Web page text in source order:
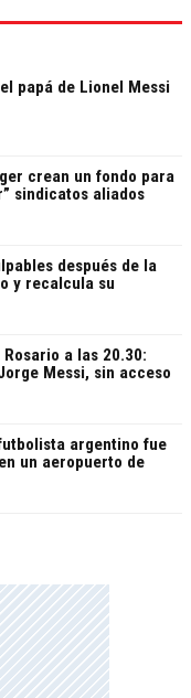
papá de Lionel Messi
crean un fondo para
sindicatos aliados
después de la
y recalcula su
a las 20.30:
Messi, sin acceso
argentino fue
un aeropuerto de